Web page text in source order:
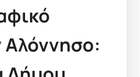
Αλόννησο: